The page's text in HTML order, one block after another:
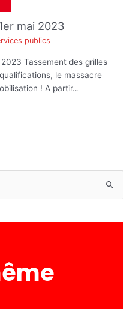
mai 2023
publics
Tassement des grilles
le massacre
! A partir…